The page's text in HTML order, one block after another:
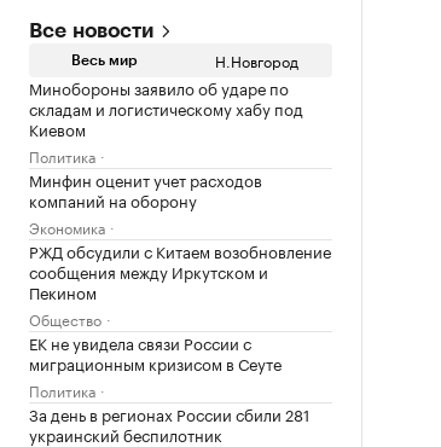
Все новости
Весь мир Н.Новгород
Минобороны заявило об ударе по
складам и логистическому хабу под
Киевом
Политика
Минфин оценит учет расходов
компаний на оборону
Экономика
РЖД обсудили с Китаем возобновление
сообщения между Иркутском и
Пекином
Общество
ЕК не увидела связи России с
миграционным кризисом в Сеуте
Политика
За день в регионах России сбили 281
украинский беспилотник